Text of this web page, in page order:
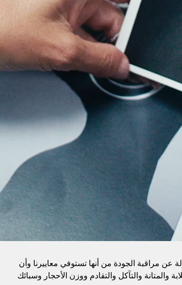
عن مراقبة الجودة من أنها تستوفي معاييرنا وأن
والمتانة والتآكل والتقادم ووزن الأحجار وسبائك